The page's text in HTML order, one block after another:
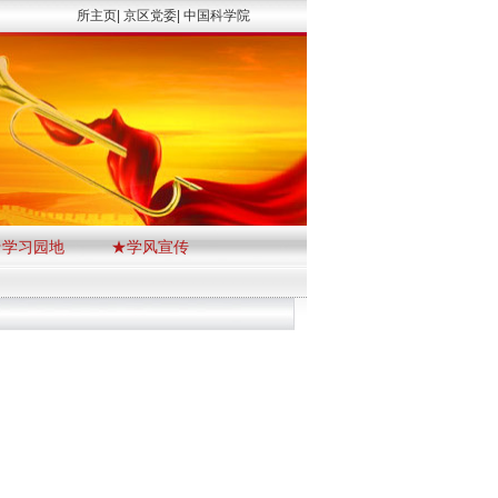
所主页| 京区党委| 中国科学院
习园地 ★学风宣传